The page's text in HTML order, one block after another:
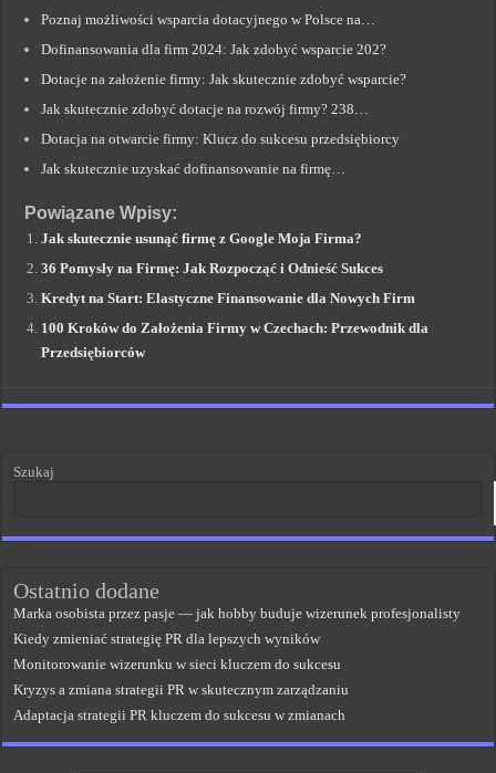
Poznaj możliwości wsparcia dotacyjnego w Polsce na…
Dofinansowania dla firm 2024: Jak zdobyć wsparcie 202?
Dotacje na założenie firmy: Jak skutecznie zdobyć wsparcie?
Jak skutecznie zdobyć dotacje na rozwój firmy? 238…
Dotacja na otwarcie firmy: Klucz do sukcesu przedsiębiorcy
Jak skutecznie uzyskać dofinansowanie na firmę…
Powiązane Wpisy:
Jak skutecznie usunąć firmę z Google Moja Firma?
36 Pomysły na Firmę: Jak Rozpocząć i Odnieść Sukces
Kredyt na Start: Elastyczne Finansowanie dla Nowych Firm
100 Kroków do Założenia Firmy w Czechach: Przewodnik dla
Przedsiębiorców
Szukaj
Ostatnio dodane
Marka osobista przez pasje — jak hobby buduje wizerunek profesjonalisty
Kiedy zmieniać strategię PR dla lepszych wyników
Monitorowanie wizerunku w sieci kluczem do sukcesu
Kryzys a zmiana strategii PR w skutecznym zarządzaniu
Adaptacja strategii PR kluczem do sukcesu w zmianach